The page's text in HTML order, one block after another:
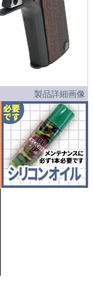
製品詳細画像